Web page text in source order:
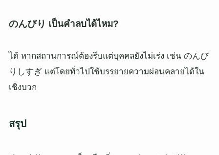
のんびり เป็นคำลบได้ไหม?
ได้ หากสถานการณ์ต้องรีบแต่บุคคลยังไม่เร่ง เช่น のんび
りしすぎ แต่โดยทั่วไปใช้บรรยายความผ่อนคลายได้ใน
เชิงบวก
สรุป